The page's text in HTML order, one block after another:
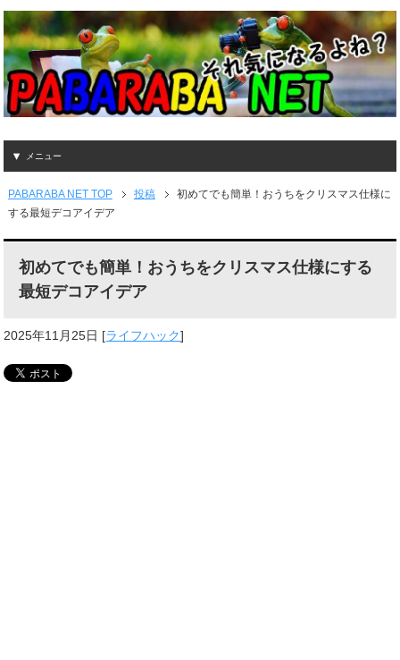
メニュー
PABARABA NET TOP 投稿
初めてでも簡単！おうちをクリスマス仕様に
する最短デコアイデア
初めてでも簡単！おうちをクリスマス仕様にする
最短デコアイデア
2025年11月25日 [ライフハック]